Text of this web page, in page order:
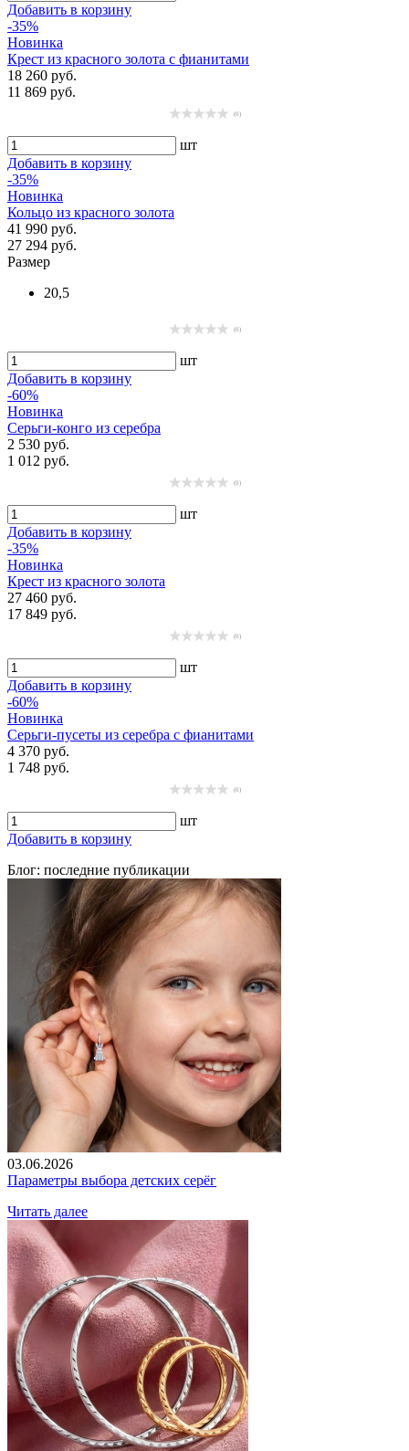
Добавить в корзину
-35%
Новинка
Крест из красного золота с фианитами
18 260 руб.
11 869 руб.
(0)
шт
Добавить в корзину
-35%
Новинка
Кольцо из красного золота
41 990 руб.
27 294 руб.
Размер
20,5
(0)
шт
Добавить в корзину
-60%
Новинка
Серьги-конго из серебра
2 530 руб.
1 012 руб.
(0)
шт
Добавить в корзину
-35%
Новинка
Крест из красного золота
27 460 руб.
17 849 руб.
(0)
шт
Добавить в корзину
-60%
Новинка
Серьги-пусеты из серебра с фианитами
4 370 руб.
1 748 руб.
(0)
шт
Добавить в корзину
Блог: последние публикации
03.06.2026
Параметры выбора детских серёг
Читать далее